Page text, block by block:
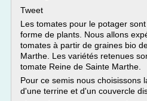
Tweet
Les tomates pour le potager
forme de plants. Nous allons
tomates à partir de graines bio
Marthe. Les variétés retenues
tomate Reine de Sainte Marthe.
Pour ce semis nous choisissons
d'une terrine et d'un couvercle